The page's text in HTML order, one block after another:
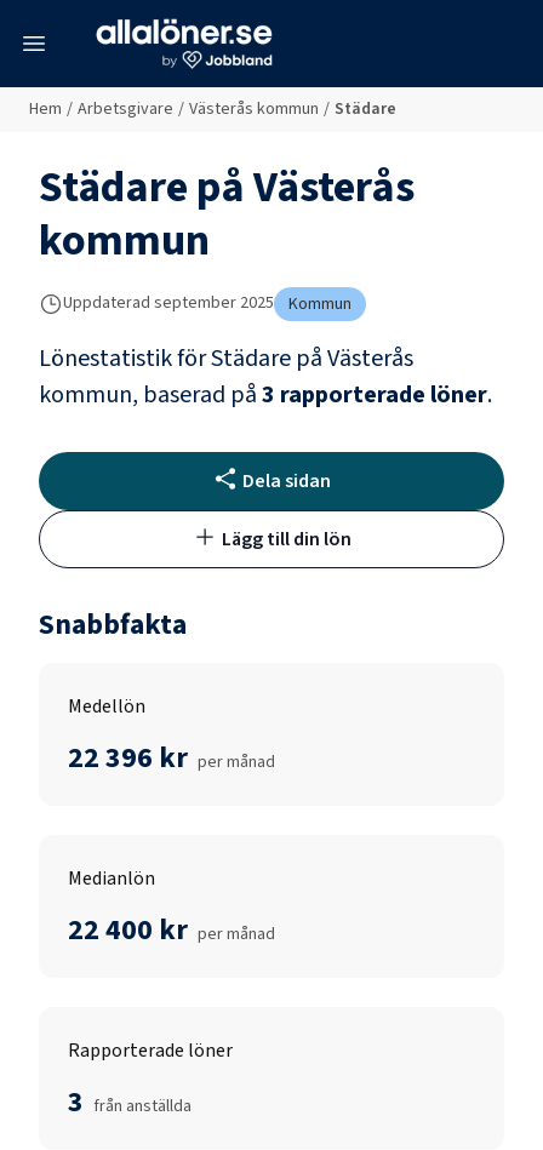
Hem / Arbetsgivare / Västerås kommun / Städare
StädarepåVästerås
kommun
Uppdaterad september 2025 Kommun
Lönestatistik förStädare påVästerås
kommun, baserad på3 rapporterade löner.
Dela sidan
Lägg till din lön
Snabbfakta
Medellön
22 396 kr per månad
Medianlön
22 400 kr per månad
Rapporterade löner
3 från anställda